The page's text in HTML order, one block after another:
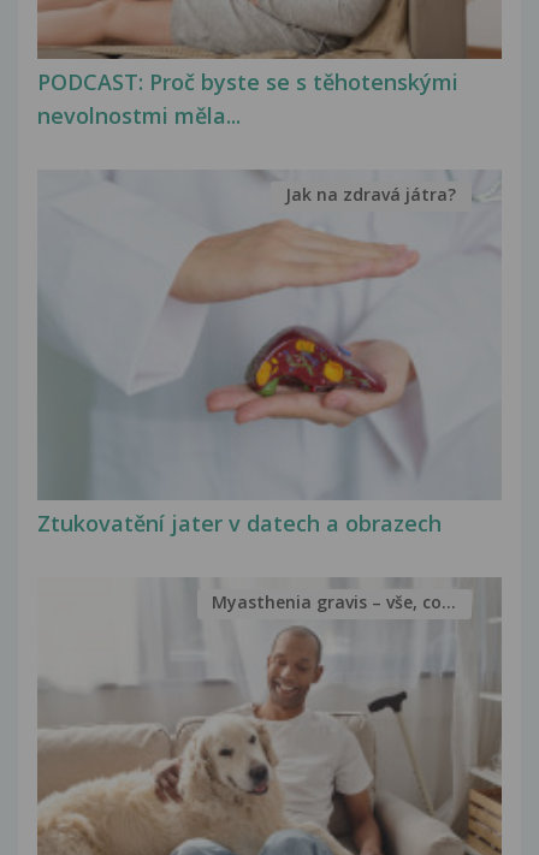
PODCAST: Proč byste se s těhotenskými
nevolnostmi měla...
Ztukovatění jater v datech a obrazech
Jak na zdravá játra?
Myasthenia gravis – vše, co...